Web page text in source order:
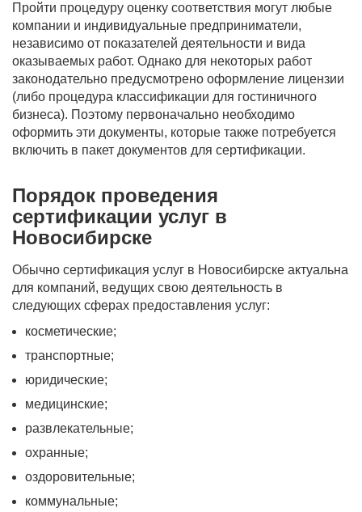
Пройти процедуру оценку соответствия могут любые
компании и индивидуальные предприниматели,
независимо от показателей деятельности и вида
оказываемых работ. Однако для некоторых работ
законодательно предусмотрено оформление лицензии
(либо процедура классификации для гостиничного
бизнеса). Поэтому первоначально необходимо
оформить эти документы, которые также потребуется
включить в пакет документов для сертификации.
Порядок проведения
сертификации услуг в
Новосибирске
Обычно сертификация услуг в Новосибирске актуальна
для компаний, ведущих свою деятельность в
следующих сферах предоставления услуг:
косметические;
транспортные;
юридические;
медицинские;
развлекательные;
охранные;
оздоровительные;
коммунальные;